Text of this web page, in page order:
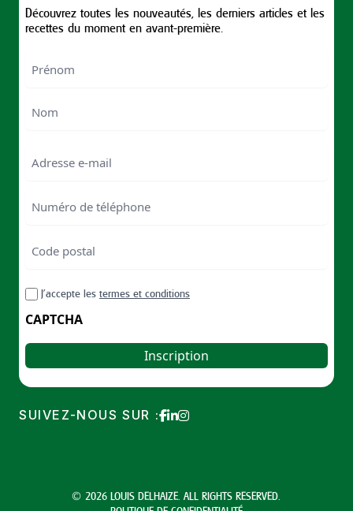
Découvrez toutes les nouveautés, les derniers articles et les
recettes du moment en avant-première.
de
postal
postal
RGPDJ’accepte les termes et conditions
CAPTCHA
SUIVEZ-NOUS SUR :
© 2026 LOUIS DELHAIZE. ALL RIGHTS RESERVED.